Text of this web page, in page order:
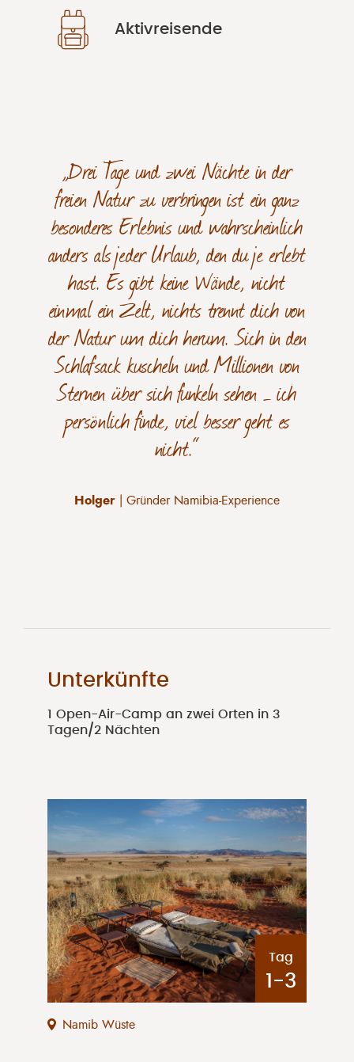
Aktivreisende
„Drei Tage und zwei Nächte in der
freien Natur zu verbringen ist ein ganz
besonderes Erlebnis und wahrscheinlich
anders als jeder Urlaub, den du je erlebt
hast. Es gibt keine Wände, nicht
einmal ein Zelt, nichts trennt dich von
der Natur um dich herum. Sich in den
Schlafsack kuscheln und Millionen von
Sternen über sich funkeln sehen – ich
persönlich finde, viel besser geht es
nicht.“
Holger | Gründer Namibia-Experience
Unterkünfte
1 Open-Air-Camp an zwei Orten in 3
Tagen/2 Nächten
Tag
1-3
Namib Wüste